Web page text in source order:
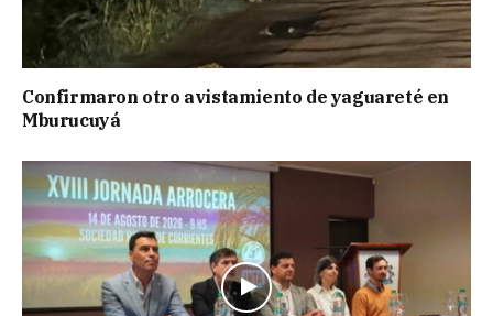
Confirmaron otro avistamiento de yaguareté en
Mburucuyá